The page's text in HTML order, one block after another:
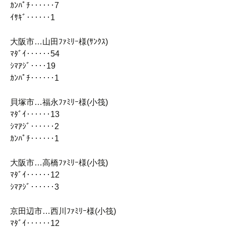
ｶﾝﾊﾟﾁ‥‥‥7
ｲｻｷﾞ‥‥‥1
大阪市…山田ﾌｧﾐﾘｰ様(ｻﾝｸｽ)
ﾏﾀﾞｲ‥‥‥54
ｼﾏｱｼﾞ‥‥19
ｶﾝﾊﾟﾁ‥‥‥1
貝塚市…福永ﾌｧﾐﾘｰ様(小筏)
ﾏﾀﾞｲ‥‥‥13
ｼﾏｱｼﾞ‥‥‥2
ｶﾝﾊﾟﾁ‥‥‥1
大阪市…高橋ﾌｧﾐﾘｰ様(小筏)
ﾏﾀﾞｲ‥‥‥12
ｼﾏｱｼﾞ‥‥‥3
京田辺市…西川ﾌｧﾐﾘｰ様(小筏)
ﾏﾀﾞｲ‥‥‥12